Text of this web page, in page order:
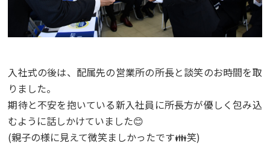
入社式の後は、配属先の営業所の所長と談笑のお時間を取
りました。
期待と不安を抱いている新入社員に所長方が優しく包み込
むように話しかけていました😊
(親子の様に見えて微笑ましかったです👪笑)